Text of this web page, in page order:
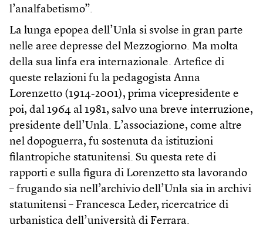
l’analfabetismo”.
La lunga epopea dell’Unla si svolse in gran parte
nelle aree depresse del Mezzogiorno. Ma molta
della sua linfa era internazionale. Artefice di
queste relazioni fu la pedagogista Anna
Lorenzetto (1914-2001), prima vicepresidente e
poi, dal 1964 al 1981, salvo una breve interruzione,
presidente dell’Unla. L’associazione, come altre
nel dopoguerra, fu sostenuta da istituzioni
filantropiche statunitensi. Su questa rete di
rapporti e sulla figura di Lorenzetto sta lavorando
– frugando sia nell’archivio dell’Unla sia in archivi
statunitensi – Francesca Leder, ricercatrice di
urbanistica dell’università di Ferrara.